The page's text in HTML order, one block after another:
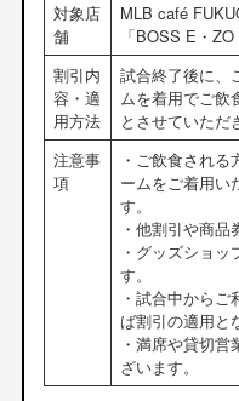
対象店
舗
MLB café
「BOSS E・
割引内
容・適
用方法
試合終了後に、
ムを着用でご飲
とさせていただ
注意事
項
・ご飲食され
ームをご着用い
す。
・他割引や商品
・グッズショ
す。
・試合中から
ば割引の適用と
・満席や貸切
ざいます。